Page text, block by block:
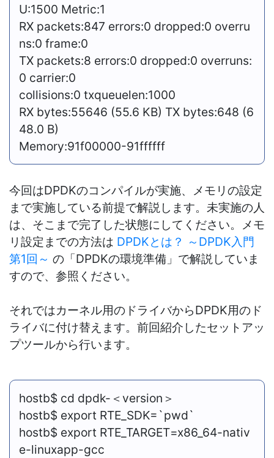
U:1500 Metric:1
RX packets:847 errors:0 dropped:0 overru
ns:0 frame:0
TX packets:8 errors:0 dropped:0 overruns:
0 carrier:0
collisions:0 txqueuelen:1000
RX bytes:55646 (55.6 KB) TX bytes:648 (6
48.0 B)
Memory:91f00000-91ffffff
今回はDPDKのコンパイルが実施、メモリの設定
まで実施している前提で解説します。未実施の人
は、そこまで完了した状態にしてください。メモ
リ設定までの方法は DPDKとは？ ～DPDK入門
第1回～ の「DPDKの環境準備」で解説していま
すので、参照ください。
それではカーネル用のドライバからDPDK用のド
ライバに付け替えます。前回紹介したセットアッ
プツールから行います。
hostb$ cd dpdk-＜version＞
hostb$ export RTE_SDK=`pwd`
hostb$ export RTE_TARGET=x86_64-nativ
e-linuxapp-gcc